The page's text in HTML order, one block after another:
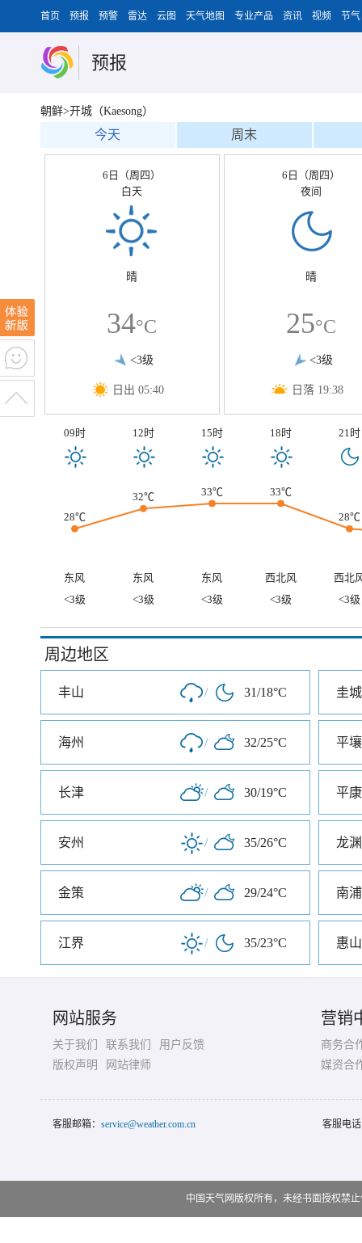
首页 预报 预警 雷达 云图 天气地图 专业产品 资讯 视频 节气
预报
朝鲜>开城（Kaesong）
今天 周末
6日（周四）
白天
晴
34°C
<3级
日出 05:40
6日（周四）
夜间
晴
25°C
<3级
日落 19:38
09时 12时 15时 18时 21时
28℃
32℃ 33℃ 33℃
28℃
东风 东风 东风 西北风
西北
<3级
<3级 <3级 <3级 <3级
周边地区
丰山 / 31/18°C 圭城
海州 / 32/25°C 平壤
长津 / 30/19°C 平康
安州 / 35/26°C 龙渊
金策 / 29/24°C 南浦
江界 / 35/23°C 惠山
网站服务
关于我们 联系我们
用户反馈
版权声明
网站律师
营销
商务合
媒资合
客服邮箱： service@weather.com.cn 客服电
中国天气网版权所有，未经书面授权